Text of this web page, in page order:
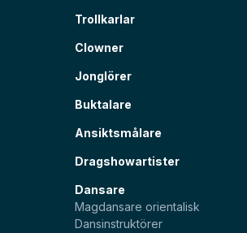
Trollkarlar
Clowner
Jonglörer
Buktalare
Ansiktsmålare
Dragshowartister
Dansare
Magdansare orientalisk
Dansinstruktörer